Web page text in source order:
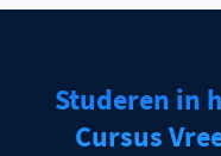
Studeren in
Cursus